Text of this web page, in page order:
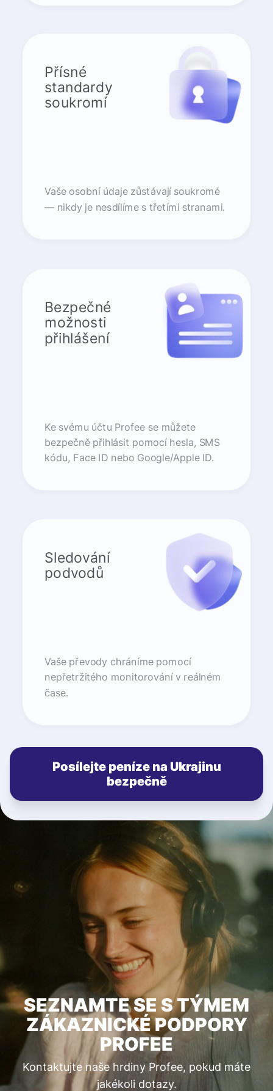
Přísné
standardy
soukromí
Vaše osobní údaje zůstávají soukromé
— nikdy je nesdílíme s třetími stranami.
Bezpečné
možnosti
přihlášení
Ke svému účtu Profee se můžete
bezpečně přihlásit pomocí hesla, SMS
kódu, Face ID nebo Google/Apple ID.
Sledování
podvodů
Vaše převody chráníme pomocí
nepřetržitého monitorování v reálném
čase.
Posílejte peníze na Ukrajinu
bezpečně
SEZNAMTE SE S TÝMEM
ZÁKAZNICKÉ PODPORY
PROFEE
Kontaktujte naše hrdiny Profee, pokud máte
jakékoli dotazy.